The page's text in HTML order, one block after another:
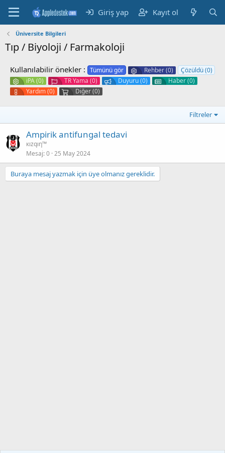
Giriş yap Kayıt ol
Üniversite Bilgileri
Tıp / Biyoloji / Farmakoloji
Kullanılabilir önekler : Tümünü gör Rehber (0)
Çözüldü (0)
iPA (0)
TR Yama (0) Duyuru (0)
Haber (0)
Yardım (0)
Diğer (0)
Filtreler
Ampirik antifungal tedavi
кızqıη™
Mesaj 0 25 May 2024
Buraya mesaj yazmak için üye olmanız gereklidir.